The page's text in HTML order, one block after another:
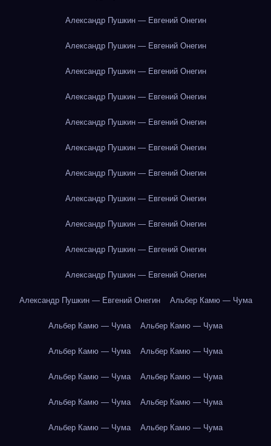
Александр Пушкин — Евгений Онегин
Александр Пушкин — Евгений Онегин
Александр Пушкин — Евгений Онегин
Александр Пушкин — Евгений Онегин
Александр Пушкин — Евгений Онегин
Александр Пушкин — Евгений Онегин
Александр Пушкин — Евгений Онегин
Александр Пушкин — Евгений Онегин
Александр Пушкин — Евгений Онегин
Александр Пушкин — Евгений Онегин
Александр Пушкин — Евгений Онегин
Александр Пушкин — Евгений Онегин Альбер Камю — Чума
Альбер Камю — Чума Альбер Камю — Чума
Альбер Камю — Чума Альбер Камю — Чума
Альбер Камю — Чума Альбер Камю — Чума
Альбер Камю — Чума Альбер Камю — Чума
Альбер Камю — Чума Альбер Камю — Чума